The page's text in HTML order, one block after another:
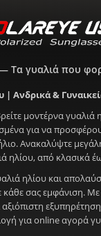
— Τα γυαλιά που
| Ανδρικά &
μοντέρνα γυαλιά
για να
Ανακαλύψτε
ηλίου, από κλασικά
ηλίου και
κάθε σας εμφάνιση.
για online αγορά